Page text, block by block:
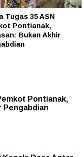
Tugas 35 ASN
Pontianak,
Bukan Akhir
Pontianak,
Pengabdian